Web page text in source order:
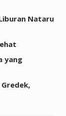
Nataru
yang